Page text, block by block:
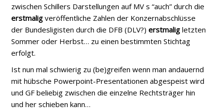
zwischen Schillers Darstellungen auf MV s “auch” durch die
erstmalig veröffentliche Zahlen der Konzernabschlüsse
der Bundesligisten durch die DFB (DLV?)erstmalig letzten
Sommer oder Herbst… zu einen bestimmten Stichtag
erfolgt.
Ist nun mal schwierig zu (be)greifen wenn man andauernd
mit hübsche Powerpoint-Presentationen abgespeist wird
und GF beliebig zwischen die einzelne Rechtsträger hin
und her schieben kann…